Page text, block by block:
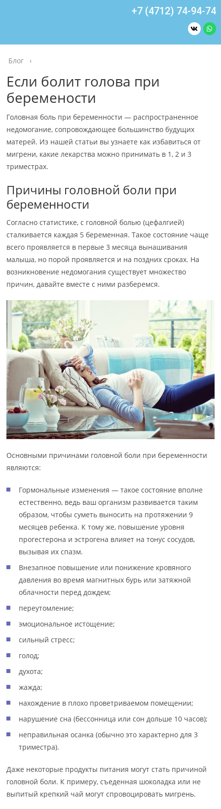
+7 (4712) 74-94-74
Блог ›
Если болит голова при
беремености
Головная боль при беременности — распространенное
недомогание, сопровождающее большинство будущих
матерей. Из нашей статьи вы узнаете как избавиться от
мигрени, какие лекарства можно принимать в 1, 2 и 3
триместрах.
Причины головной боли при
беременности
Согласно статистике, с головной болью (цефалгией)
сталкивается каждая 5 беременная. Такое состояние чаще
всего проявляется в первые 3 месяца вынашивания
малыша, но порой проявляется и на поздних сроках. На
возникновение недомогания существует множество
причин, давайте вместе с ними разберемся.
Основными причинами головной боли при беременности
являются:
Гормональные изменения — такое состояние вполне
естественно, ведь ваш организм развивается таким
образом, чтобы суметь выносить на протяжении 9
месяцев ребенка. К тому же, повышение уровня
прогестерона и эстрогена влияет на тонус сосудов,
вызывая их спазм.
Внезапное повышение или понижение кровяного
давления во время магнитных бурь или затяжной
облачности перед дождем;
переутомление;
эмоциональное истощение;
сильный стресс;
голод;
духота;
жажда;
нахождение в плохо проветриваемом помещении;
нарушение сна (бессонница или сон дольше 10 часов);
неправильная осанка (обычно это характерно для 3
триместра).
Даже некоторые продукты питания могут стать причиной
головной боли. К примеру, съеденная шоколадка или не
выпитый крепкий чай могут спровоцировать мигрень.